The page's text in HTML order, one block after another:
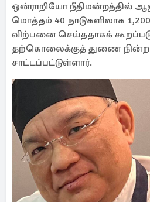
ஒன்ராறியோ நீதிமன்றத்தில்
மொத்தம் 40 நாடுகளிலாக
விற்பனை செய்ததாகக்
தற்கொலைக்குத் துணை
சாட்டப்பட்டுள்ளார்.